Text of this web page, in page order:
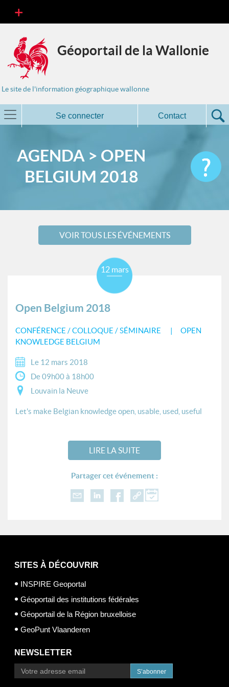
Géoportail de la Wallonie
Le site de l'information géographique wallonne
Se connecter Contact
AGENDA > OPEN
BELGIUM 2018
VOIR TOUS LES ÉVÉNEMENTS
Open Belgium 2018
CONFÉRENCE / COLLOQUE / SÉMINAIRE
OPEN
KNOWLEDGE BELGIUM
12 mars
Le 12 mars 2018
De 09h00 à 18h00
Louvain la Neuve
Let's make Belgian knowledge open, usable, used, useful
LIRE LA SUITE
Partager cet événement :
SITES À DÉCOUVRIR
INSPIRE Geoportal
Géoportail des institutions fédérales
Géoportail de la Région bruxelloise
GeoPunt Vlaanderen
NEWSLETTER
S’abonner